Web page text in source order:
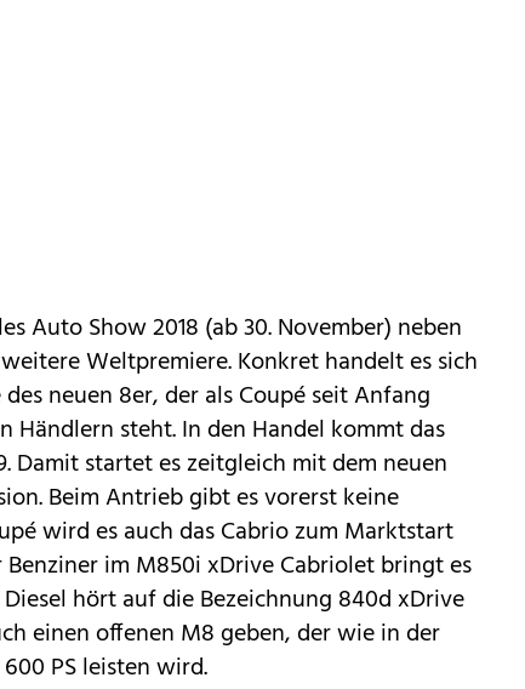
Auto Show 2018 (ab 30. November) neben
Weltpremiere. Konkret handelt es sich
neuen 8er, der als Coupé seit Anfang
Händlern steht. In den Handel kommt das
Damit startet es zeitgleich mit dem neuen
Beim Antrieb gibt es vorerst keine
wird es auch das Cabrio zum Marktstart
im M850i xDrive Cabriolet bringt es
Diesel hört auf die Bezeichnung 840d xDrive
einen offenen M8geben, der wie in der
PS leisten wird.